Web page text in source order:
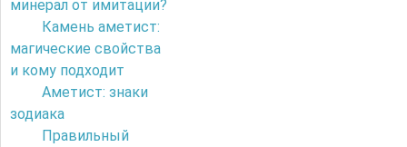
минерал от имитации?
Камень аметист:
магические свойства
и кому подходит
Аметист: знаки
зодиака
Правильный